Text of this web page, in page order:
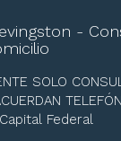
-
SOLO
Federal